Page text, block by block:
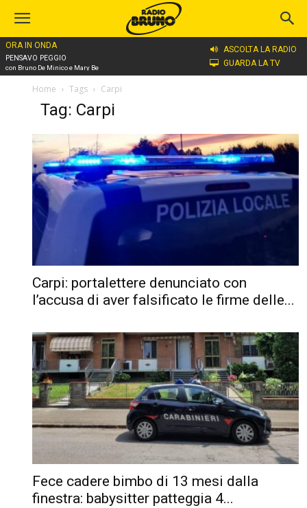
ORA IN ONDA
PENSAVO PEGGIO
con Bruno De Minico e Mary Be
ASCOLTA LA RADIO
GUARDA LA TV
Home Tags Carpi
Tag: Carpi
Carpi: portalettere denunciato con
l’accusa di aver falsificato le firme delle...
Fece cadere bimbo di 13 mesi dalla
finestra: babysitter patteggia 4...